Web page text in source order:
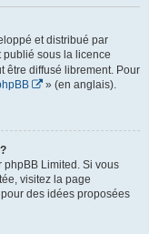
et distribué par
publié sous la licence
être diffusé librement. Pour
» (en anglais).
Limited. Si vous
visitez la page
des idées proposées